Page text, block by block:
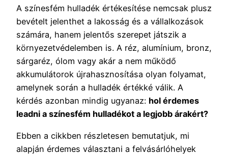
A színesfém hulladék értékesítése nemcsak plusz
bevételt jelenthet a lakosság és a vállalkozások
számára, hanem jelentős szerepet játszik a
környezetvédelemben is. A réz, alumínium, bronz,
sárgaréz, ólom vagy akár a nem működő
akkumulátorok újrahasznosítása olyan folyamat,
amelynek során a hulladék értékké válik. A
kérdés azonban mindig ugyanaz: hol érdemes
leadni a színesfém hulladékot a legjobb árakért?
Ebben a cikkben részletesen bemutatjuk, mi
alapján érdemes választani a felvásárlóhelyek